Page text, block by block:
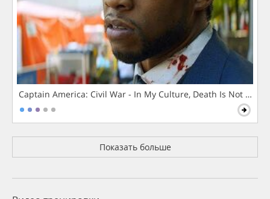
Captain America: Civil War - In My Culture, Death Is Not The
Показать больше